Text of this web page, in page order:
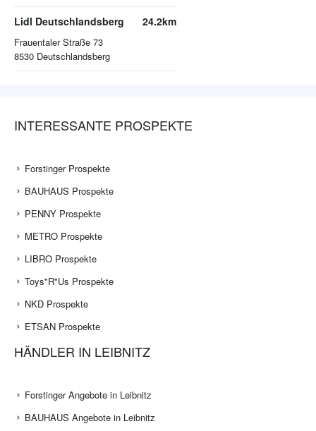
Lidl Deutschlandsberg
Frauentaler Straße 73
8530 Deutschlandsberg
24.2km
INTERESSANTE PROSPEKTE
Forstinger Prospekte
BAUHAUS Prospekte
PENNY Prospekte
METRO Prospekte
LIBRO Prospekte
Toys"R"Us Prospekte
NKD Prospekte
ETSAN Prospekte
HÄNDLER IN LEIBNITZ
Forstinger Angebote in Leibnitz
BAUHAUS Angebote in Leibnitz